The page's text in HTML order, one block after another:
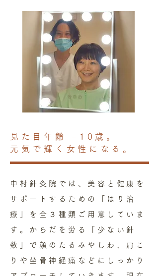
見た目年齢 −10歳。
元気で輝く女性になる。
中村針灸院では、美容と健康を
サポートするための「はり治
療」を全３種類ご用意していま
す。からだを労る「少ない針
数」で顔のたるみやしわ、肩こ
りや坐骨神経痛などにしっかり